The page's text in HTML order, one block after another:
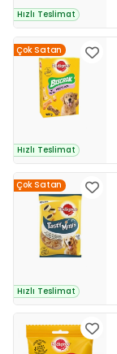
Hızlı Teslimat
Çok Satan
Hızlı Teslimat
Çok Satan
Hızlı Teslimat